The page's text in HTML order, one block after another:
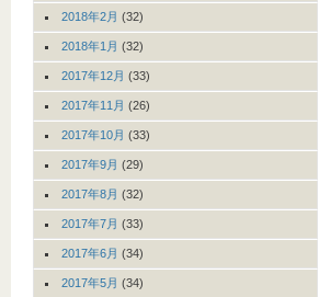
2018年2月 (32)
2018年1月 (32)
2017年12月 (33)
2017年11月 (26)
2017年10月 (33)
2017年9月 (29)
2017年8月 (32)
2017年7月 (33)
2017年6月 (34)
2017年5月 (34)